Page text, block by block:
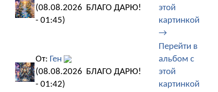
(08.08.2026
- 01:45)
БЛАГО ДАРЮ!
этой
картинкой
→
От: Ген
(08.08.2026
- 01:42)
БЛАГО ДАРЮ!
Перейти в
альбом с
этой
картинкой